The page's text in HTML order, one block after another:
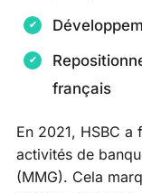
français
En 2021, HSBC
activités de
(MMG). Cela